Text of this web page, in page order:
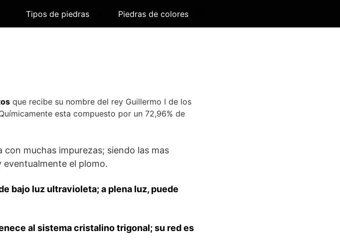
Tipos de piedras Piedras de colores
que recibe su nombre del rey Guillermo I de los
esta compuesto por un 72,96% de
muchas impurezas; siendo las mas
eventualmente el plomo.
bajo luz ultravioleta; a plena luz, puede
al sistema cristalino trigonal; su red es